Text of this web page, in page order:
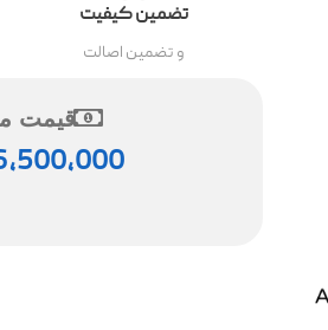
تضمین کیفیت
و تضمین اصالت
قیمت